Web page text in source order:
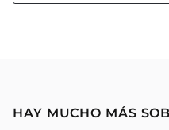
HAY MUCHO MÁS